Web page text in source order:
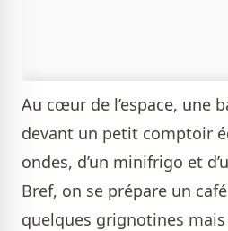
Au cœur de l’espace, une
devant un petit comptoir
ondes, d’un minifrigo et
Bref, on se prépare un
quelques grignotines